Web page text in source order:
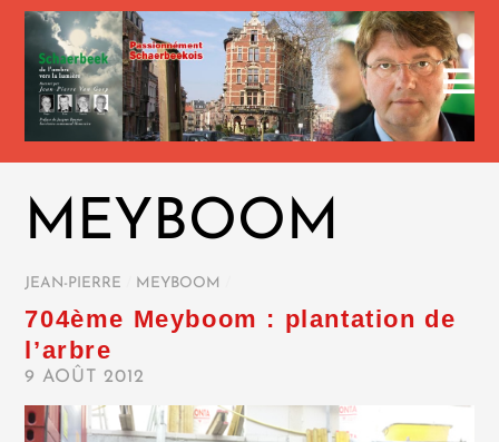
MEYBOOM
JEAN-PIERRE MEYBOOM
704ème Meyboom : plantation de
l’arbre
9 AOÛT 2012